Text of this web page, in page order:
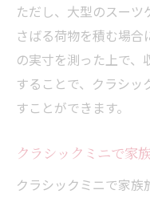
ただし、大型のスー
さばる荷物を積む場合
の実寸を測った上で、
することで、クラシッ
すことができます。
クラシックミニで家
クラシックミニで家